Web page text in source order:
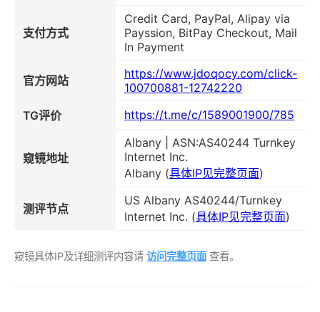
支付方式
Credit Card, PayPal, Alipay via
Payssion, BitPay Checkout, Mail
In Payment
官方网站
https://www.jdoqocy.com/click-
100700881-12742220
TG评价
https://t.me/c/1589001900/785
窥镜地址
Albany | ASN:AS40244 Turnkey
Internet Inc.
Albany (具体IP见完整页面)
测评节点
US Albany AS40244/Turnkey
Internet Inc. (具体IP见完整页面)
窥镜具体IP及详细测评内容请 访问完整页面查看。